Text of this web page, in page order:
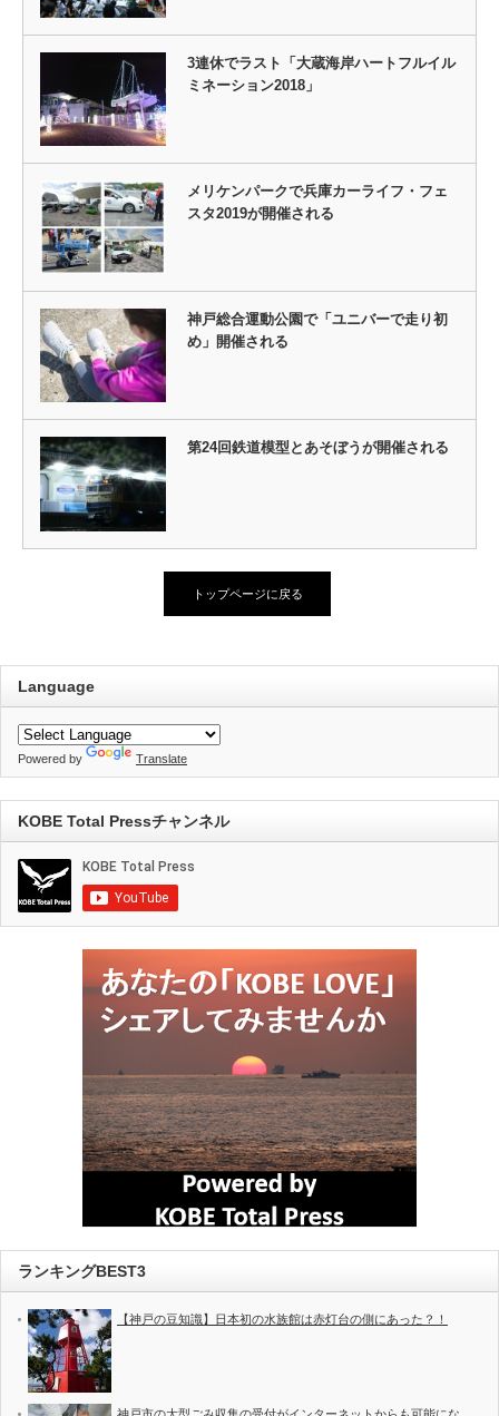
3連休でラスト「大蔵海岸ハートフルイル
ミネーション2018」
メリケンパークで兵庫カーライフ・フェ
スタ2019が開催される
神戸総合運動公園で「ユニバーで走り初
め」開催される
第24回鉄道模型とあそぼうが開催される
トップページに戻る
Language
Powered by Translate
KOBE Total Pressチャンネル
ランキングBEST3
【神戸の豆知識】日本初の水族館は赤灯台の側にあった？！